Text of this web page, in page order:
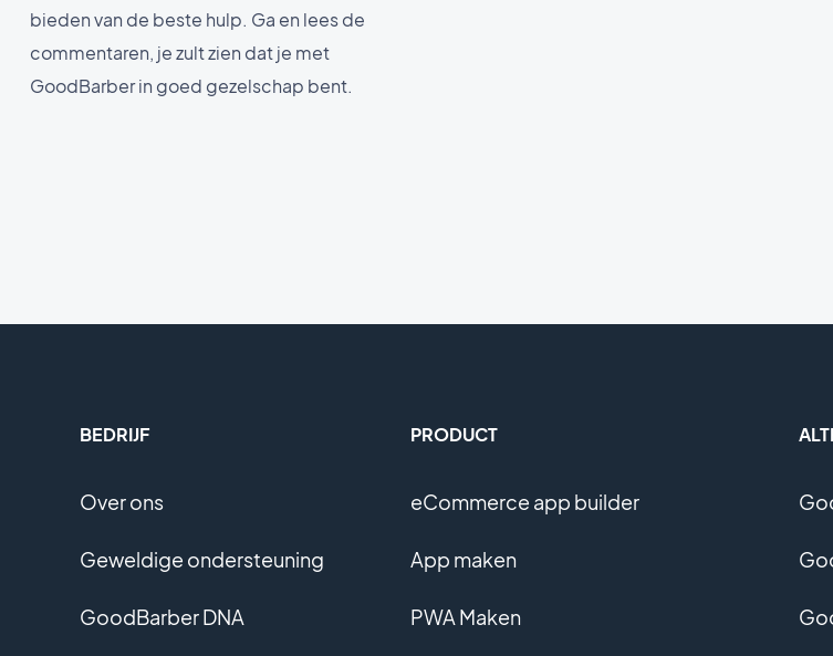
bieden van de beste hulp. Ga en lees de
commentaren, je zult zien dat je met
GoodBarber in goed gezelschap bent.
BEDRIJF
Over ons
Geweldige ondersteuning
GoodBarber DNA
PRODUCT
eCommerce app builder
App maken
PWA Maken